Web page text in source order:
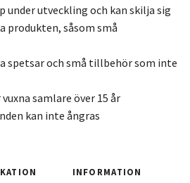
under utveckling och kan skilja sig
produkten, såsom små
spetsar och små tillbehör som inte
samlare över 15 år
kan inte ångras
INFORMATION